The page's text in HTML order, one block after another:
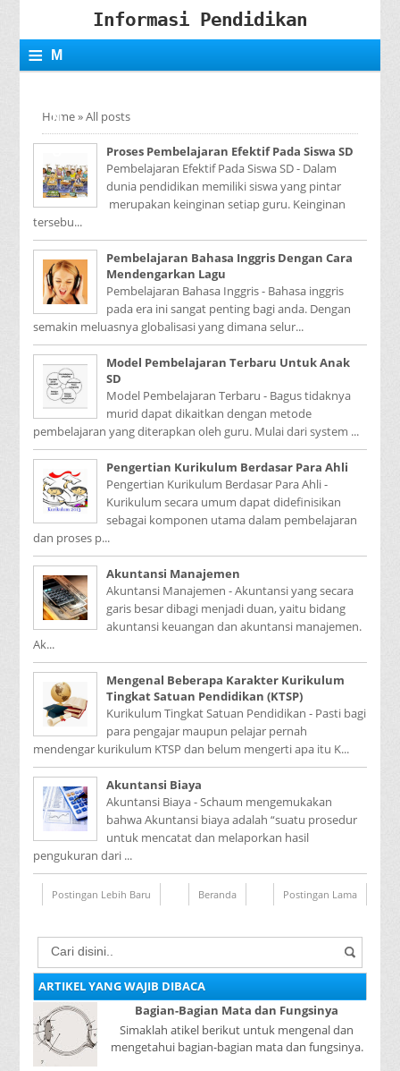
Informasi Pendidikan
≡ M
N
Home»All posts
Proses Pembelajaran Efektif Pada Siswa SD
Pembelajaran Efektif Pada Siswa SD - Dalam
dunia pendidikan memiliki siswa yang pintar
merupakan keinginan setiap guru. Keinginan
tersebu...
Pembelajaran Bahasa Inggris Dengan Cara
Mendengarkan Lagu
Pembelajaran Bahasa Inggris - Bahasa inggris
pada era ini sangat penting bagi anda. Dengan
semakin meluasnya globalisasi yang dimana selur...
Model Pembelajaran Terbaru Untuk Anak
SD
Model Pembelajaran Terbaru - Bagus tidaknya
murid dapat dikaitkan dengan metode
pembelajaran yang diterapkan oleh guru. Mulai dari system ...
Pengertian Kurikulum Berdasar Para Ahli
Pengertian Kurikulum Berdasar Para Ahli -
Kurikulum secara umum dapat didefinisikan
sebagai komponen utama dalam pembelajaran
dan proses p...
Akuntansi Manajemen
Akuntansi Manajemen - Akuntansi yang secara
garis besar dibagi menjadi duan, yaitu bidang
akuntansi keuangan dan akuntansi manajemen.
Ak...
Mengenal Beberapa Karakter Kurikulum
Tingkat Satuan Pendidikan (KTSP)
Kurikulum Tingkat Satuan Pendidikan - Pasti bagi
para pengajar maupun pelajar pernah
mendengar kurikulum KTSP dan belum mengerti apa itu K...
Akuntansi Biaya
Akuntansi Biaya - Schaum mengemukakan
bahwa Akuntansi biaya adalah “suatu prosedur
untuk mencatat dan melaporkan hasil
pengukuran dari ...
Postingan Lebih Baru Postingan Lama
Beranda
ARTIKEL YANG WAJIB DIBACA
Bagian-Bagian Mata dan Fungsinya
Simaklah atikel berikut untuk mengenal dan
mengetahui bagian-bagian mata dan fungsinya.